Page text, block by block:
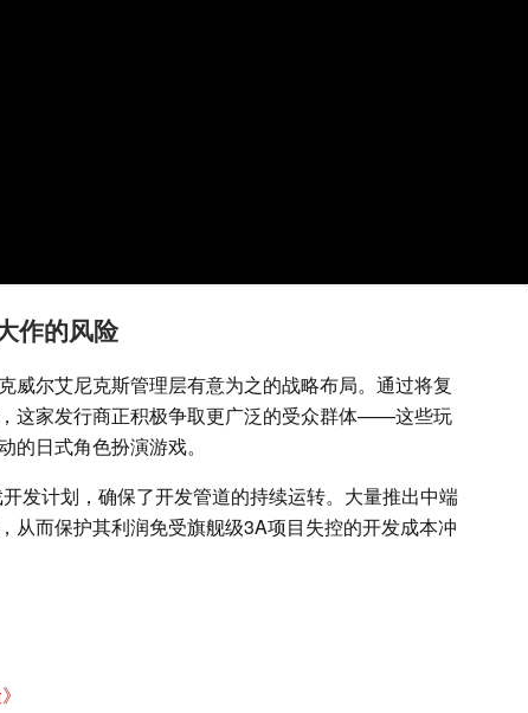
作的风险
威尔艾尼克斯管理层有意为之的战略布局。通过将复
这家发行商正积极争取更广泛的受众群体——这些玩
日式角色扮演游戏。
发计划，确保了开发管道的持续运转。大量推出中端
从而保护其利润免受旗舰级3A项目失控的开发成本冲